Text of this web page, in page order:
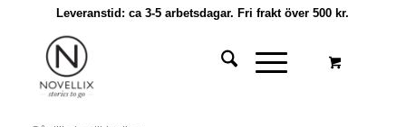
Leveranstid: ca 3-5 arbetsdagar. Fri frakt över 500 kr.